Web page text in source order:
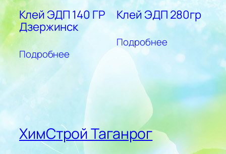
Клей ЭДП 140 ГР
Дзержинск
Подробнее
Клей ЭДП 280гр
Подробнее
ХимСтрой Таганрог